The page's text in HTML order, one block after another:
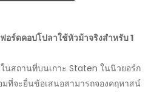
อร์ดคอปโปลาใช้หัวม้าจริงสำหรับ 1
นสถานที่บนเกาะ Staten ในนิวยอร์ก
ที่จะยื่นข้อเสนอสามารถจองคฤหาสน์